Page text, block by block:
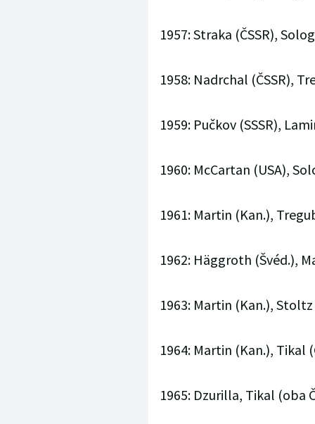
1957: Straka (ČSSR),
1958: Nadrchal (ČSSR),
1959: Pučkov (SSSR),
1960: McCartan (USA),
1961: Martin (Kan.),
1962: Häggroth (Švéd.),
1963: Martin (Kan.), Stoltz
1964: Martin (Kan.), Tikal
1965: Dzurilla, Tikal (oba